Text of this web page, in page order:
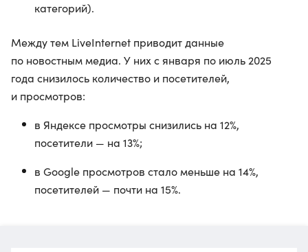
категорий).
Между тем LiveInternet приводит данные
по новостным медиа. У них с января по июль 2025
года снизилось количество и посетителей,
и просмотров:
в Яндексе просмотры снизились на 12%,
посетители — на 13%;
в Google просмотров стало меньше на 14%,
посетителей — почти на 15%.